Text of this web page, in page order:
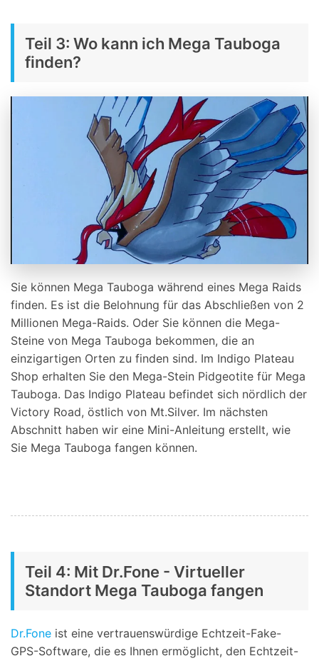
Teil 3: Wo kann ich Mega Tauboga
finden?
Sie können Mega Tauboga während eines Mega Raids
finden. Es ist die Belohnung für das Abschließen von 2
Millionen Mega-Raids. Oder Sie können die Mega-
Steine von Mega Tauboga bekommen, die an
einzigartigen Orten zu finden sind. Im Indigo Plateau
Shop erhalten Sie den Mega-Stein Pidgeotite für Mega
Tauboga. Das Indigo Plateau befindet sich nördlich der
Victory Road, östlich von Mt.Silver. Im nächsten
Abschnitt haben wir eine Mini-Anleitung erstellt, wie
Sie Mega Tauboga fangen können.
Teil 4: Mit Dr.Fone - Virtueller
Standort Mega Tauboga fangen
Dr.Fone ist eine vertrauenswürdige Echtzeit-Fake-
GPS-Software, die es Ihnen ermöglicht, den Echtzeit-